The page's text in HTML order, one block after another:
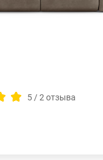
5 / 2 отзыва